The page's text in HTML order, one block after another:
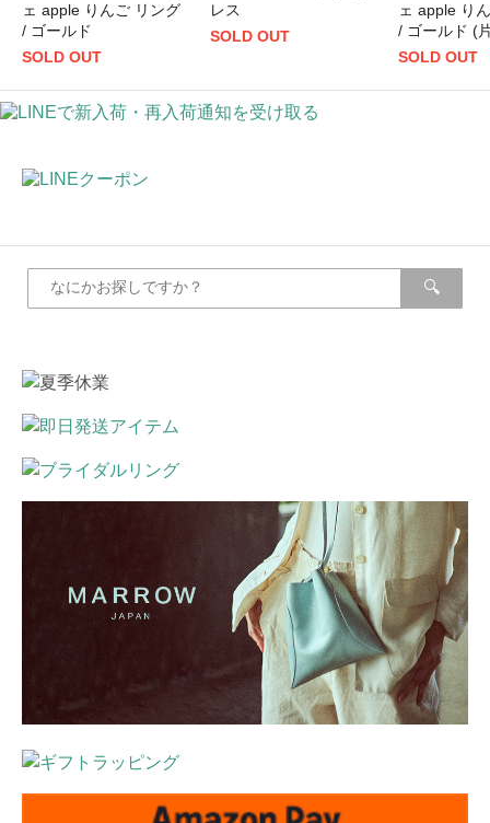
ェ apple りんご リング
/ ゴールド
SOLD OUT
レス
SOLD OUT
ェ apple り
/ ゴールド (
SOLD OUT